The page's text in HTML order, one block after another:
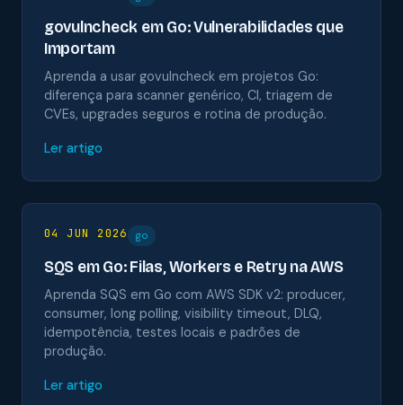
govulncheck em Go: Vulnerabilidades que
Importam
Aprenda a usar govulncheck em projetos Go:
diferença para scanner genérico, CI, triagem de
CVEs, upgrades seguros e rotina de produção.
Ler artigo
04 JUN 2026 go
SQS em Go: Filas, Workers e Retry na AWS
Aprenda SQS em Go com AWS SDK v2: producer,
consumer, long polling, visibility timeout, DLQ,
idempotência, testes locais e padrões de
produção.
Ler artigo